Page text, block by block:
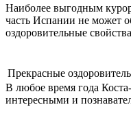
Наиболее выгодным
часть Испании не может
оздоровительные
Прекрасные
В любое время года
интересными и